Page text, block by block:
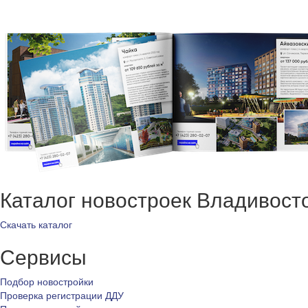
Каталог новостроек
Скачать каталог
Сервисы
Подбор новостройки
Проверка регистрации ДДУ